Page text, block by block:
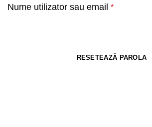
Nume utilizator sau email *Obligatoriu
RESETEAZĂ PAROLA